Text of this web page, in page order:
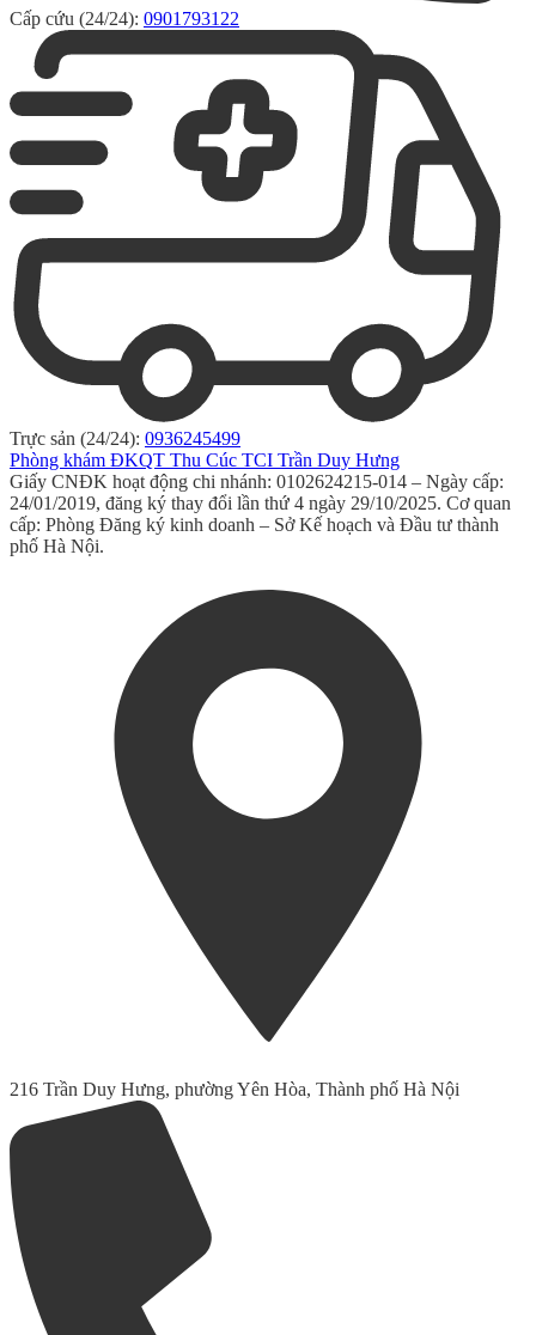
Cấp cứu (24/24): 0901793122
Trực sản (24/24): 0936245499
Phòng khám ĐKQT Thu Cúc TCI Trần Duy Hưng
Giấy CNĐK hoạt động chi nhánh: 0102624215-014 – Ngày cấp:
24/01/2019, đăng ký thay đổi lần thứ 4 ngày 29/10/2025. Cơ quan
cấp: Phòng Đăng ký kinh doanh – Sở Kế hoạch và Đầu tư thành
phố Hà Nội.
216 Trần Duy Hưng, phường Yên Hòa, Thành phố Hà Nội